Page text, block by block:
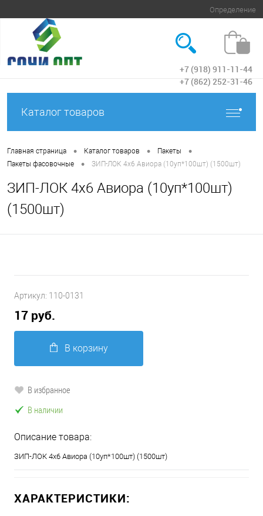
Определение
+7 (918) 911-11-44
+7 (862) 252-31-46
Каталог товаров
Главная страница • Каталог товаров • Пакеты •
Пакеты фасовочные • ЗИП-ЛОК 4х6 Авиора (10уп*100шт) (1500шт)
ЗИП-ЛОК 4х6 Авиора (10уп*100шт)
(1500шт)
Артикул: 110-0131
17 руб.
В корзину
В избранное
В наличии
Описание товара:
ЗИП-ЛОК 4х6 Авиора (10уп*100шт) (1500шт)
ХАРАКТЕРИСТИКИ: